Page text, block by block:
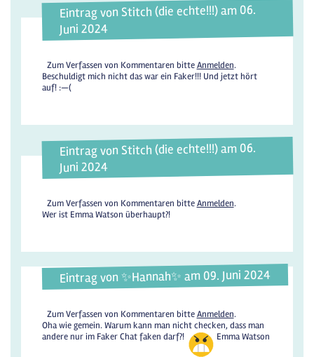
Eintrag von Stitch (die echte!!!) am 06.
Juni 2024
Zum Verfassen von Kommentaren bitteAnmelden.
Beschuldigt mich nicht das war ein Faker!!! Und jetzt hört
auf! :—(
Eintrag von Stitch (die echte!!!) am 06.
Juni 2024
Zum Verfassen von Kommentaren bitteAnmelden.
Wer ist Emma Watson überhaupt?!
Eintrag von ✨️Hannah✨️ am 09. Juni 2024
Zum Verfassen von Kommentaren bitteAnmelden.
Oha wie gemein. Warum kann man nicht checken, dass man
andere nur im Faker Chat faken darf?!
Emma Watson